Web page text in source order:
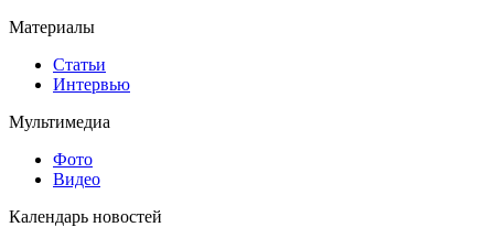
Материалы
Статьи
Интервью
Мультимедиа
Фото
Видео
Календарь новостей